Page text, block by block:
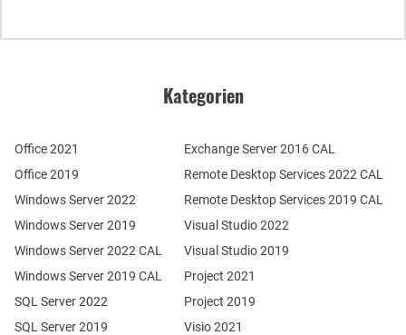
Kategorien
Office 2021
Office 2019
Windows Server 2022
Windows Server 2019
SQL Server 2022
SQL Server 2019
Windows Server 2022 CAL
Windows Server 2019 CAL
Remote Desktop Services 2022 CAL
Remote Desktop Services 2019 CAL
Exchange Server 2016 CAL
Visual Studio 2022
Visual Studio 2019
Project 2021
Project 2019
Visio 2021